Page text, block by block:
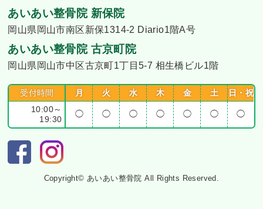
あいあい整骨院 新保院
岡山県岡山市南区新保1314-2 Diario1階A号
あいあい整骨院 古京町院
岡山県岡山市中区古京町1丁目5-7 相生橋ビル1階
受付時間 月 火 水 木 金 土
日・祝
10:00～
19:30
◯ ◯ ◯ ◯ ◯ ◯ ◯
Copyright© あいあい整骨院 All Rights Reserved.